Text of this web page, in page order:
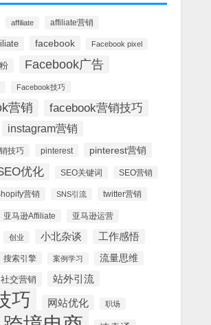
affiliate affiliate营销
facebook Facebook pixel
Facebook广告
Facebook技巧
营销 facebook营销技巧
instagram营销
技巧 pinterest pinterest营销
优化 SEO关键词 SEO营销
营销 SNS引流 twitter营销
亚马逊Affiliate 亚马逊运营
创业 小北杂谈 工作感悟
搜索引擎 案例学习 流量思维
社交营销 站外引流
巧 网站优化 职场